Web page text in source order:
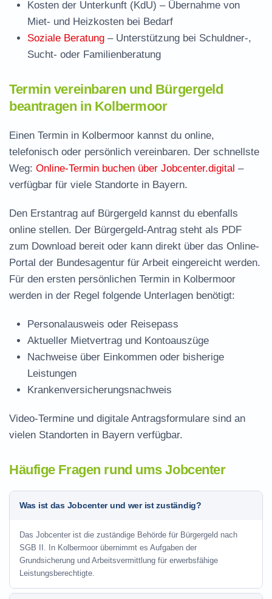
Kosten der Unterkunft (KdU) – Übernahme von
Miet- und Heizkosten bei Bedarf
Soziale Beratung – Unterstützung bei Schuldner-,
Sucht- oder Familienberatung
Termin vereinbaren und Bürgergeld
beantragen in Kolbermoor
Einen Termin in Kolbermoor kannst du online,
telefonisch oder persönlich vereinbaren. Der schnellste
Weg: Online-Termin buchen über Jobcenter.digital –
verfügbar für viele Standorte in Bayern.
Den Erstantrag auf Bürgergeld kannst du ebenfalls
online stellen. Der Bürgergeld-Antrag steht als PDF
zum Download bereit oder kann direkt über das Online-
Portal der Bundesagentur für Arbeit eingereicht werden.
Für den ersten persönlichen Termin in Kolbermoor
werden in der Regel folgende Unterlagen benötigt:
Personalausweis oder Reisepass
Aktueller Mietvertrag und Kontoauszüge
Nachweise über Einkommen oder bisherige
Leistungen
Krankenversicherungsnachweis
Video-Termine und digitale Antragsformulare sind an
vielen Standorten in Bayern verfügbar.
Häufige Fragen rund ums Jobcenter
Was ist das Jobcenter und wer ist zuständig?
Das Jobcenter ist die zuständige Behörde für Bürgergeld nach
SGB II. In Kolbermoor übernimmt es Aufgaben der
Grundsicherung und Arbeitsvermittlung für erwerbsfähige
Leistungsberechtigte.